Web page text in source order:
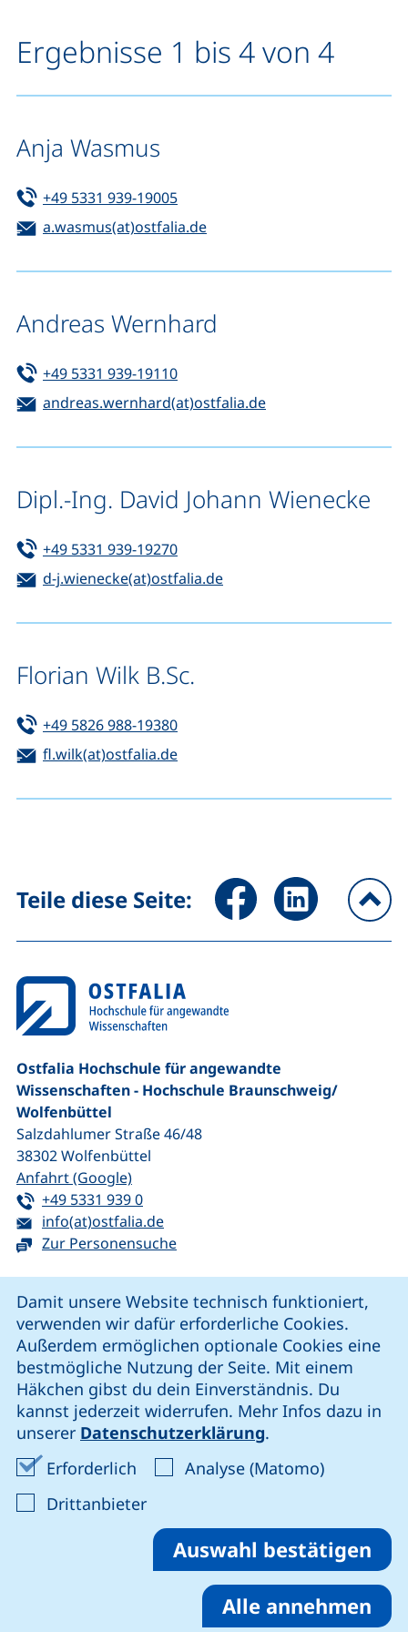
Damit unsere Website technisch funktioniert,
verwenden wir dafür erforderliche Cookies.
Außerdem ermöglichen optionale Cookies eine
bestmögliche Nutzung der Seite. Mit einem
Häkchen gibst du dein Einverständnis. Du
kannst jederzeit widerrufen. Mehr Infos dazu in
unserer Datenschutzerklärung.
Erforderlich Erforderliche Cookies akzeptieren
Analyse (Matomo)Analyse-
Drittanbieter: Cookies von Drittanbieter
Auswahl bestätigen
Alle annehmen
Ergebnisse 1 bis 4 von 4
Anja Wasmus
Tel:
+49 5331 939-19005(startet einen Telefonanruf,
E-Mail:
a.wasmus(at)ostfalia.de(öffnet Ihr E-Mail-Programm)
Andreas Wernhard
Tel:
+49 5331 939-19110(startet einen Telefonanruf,
E-Mail:
andreas.wernhard(at)ostfalia.de(öffnet Ihr E-Mail-
Dipl.-Ing. David Johann Wienecke
Tel:
+49 5331 939-19270(startet einen Telefonanruf,
E-Mail:
d-j.wienecke(at)ostfalia.de(öffnet Ihr E-Mail-
Florian Wilk B.Sc.
Tel:
+49 5826 988-19380(startet einen Telefonanruf,
E-Mail:
fl.wilk(at)ostfalia.de(öffnet Ihr E-Mail-Programm)
Teile diese Seite: Seite über Facebook teilen
Seite über
Ostfalia Hochschule für angewandte
Wissenschaften - Hochschule Braunschweig/​
Wolfenbüttel
Salzdahlumer Straße 46/48
38302Wolfenbüttel
Anfahrt (Google)(externer Link, öffnet neues Fenster)
Tel:
+49 5331 939 0(startet einen Telefonanruf, wenn Ihr
E-Mail:
info(at)ostfalia.de(öffnet Ihr E-Mail-Programm)
Zur Personensuche
unsere Facebook-Seite (externer Link, öffnet neues
unsere LinkedIn-Seite (externer Link, öffnet
unsere Instagram-Seite (externer Link,
unsere YouTube-Seite (externer
Cookie-Einstellungen
Impressum
Datenschutz
Erklärung zur Barrierefreiheit